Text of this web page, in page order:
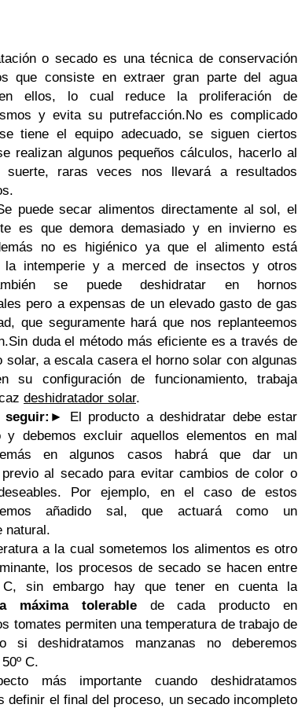
o secado es una técnica de conservación
que consiste en extraer gran parte del agua
ellos, lo cual reduce la proliferación de
y evita su putrefacción.No es complicado
tiene el equipo adecuado, se siguen ciertos
realizan algunos pequeños cálculos, hacerlo al
raras veces nos llevará a resultados
puede secar alimentos directamente al sol, el
es que demora demasiado y en invierno es
no es higiénico ya que el alimento está
la intemperie y a merced de insectos y otros
se puede deshidratar en hornos
pero a expensas de un elevado gasto de gas
que seguramente hará que nos replanteemos
duda el método más eficiente es a través de
solar, a escala casera el horno solar con algunas
su configuración de funcionamiento, trabaja
deshidratador solar.
►
El producto a deshidratar debe estar
y debemos excluir aquellos elementos en mal
en algunos casos habrá que dar un
al secado para evitar cambios de color o
Por ejemplo, en el caso de estos
añadido sal, que actuará como un
natural.
a la cual sometemos los alimentos es otro
los procesos de secado se hacen entre
sin embargo hay que tener en cuenta la
máxima tolerablede cada producto en
tomates permiten una temperatura de trabajo de
si deshidratamos manzanas no deberemos
C.
más importante cuando deshidratamos
definir el final del proceso, un secado incompleto